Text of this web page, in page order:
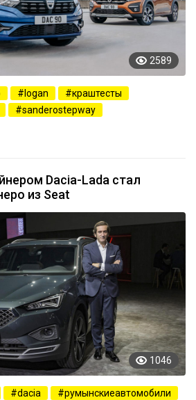
2589
logan
краштесты
sanderostepway
Dacia-Lada стал
из Seat
1046
dacia
румынскиеавтомобили